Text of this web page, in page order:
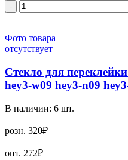
-
Фото товара
отсутствует
Стекло для
hey3-w09 hey3-n09
В наличии: 6 шт.
розн. 320₽
опт. 272₽